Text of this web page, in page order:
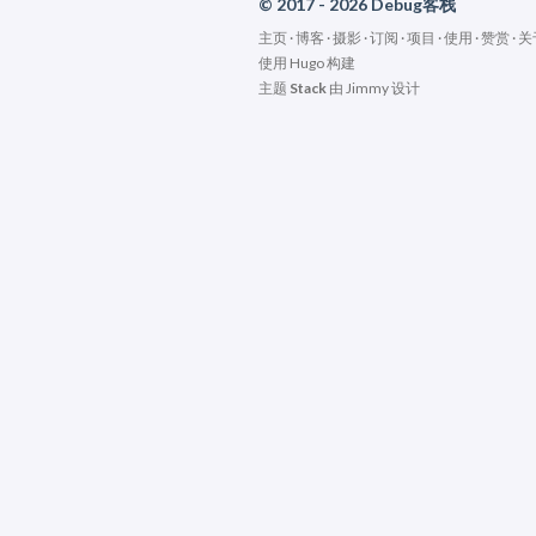
主页·博客 ·摄影·订阅 ·项目 ·使用 ·赞赏· 关
使用 Hugo构建
主题 Stack由 Jimmy设计